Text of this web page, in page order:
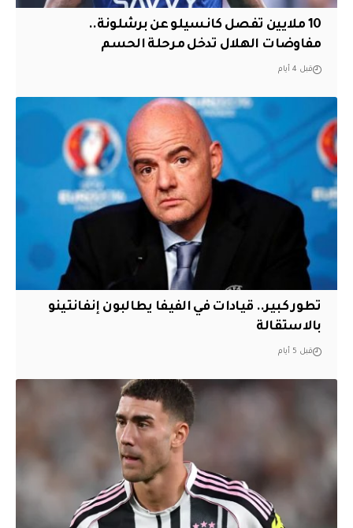
10 ملايين تفصل كانسيلو عن برشلونة..
مفاوضات الهلال تدخل مرحلة الحسم
قبل 4 أيام
تطور كبير.. قيادات في الفيفا يطالبون إنفانتينو
بالاستقالة
قبل 5 أيام